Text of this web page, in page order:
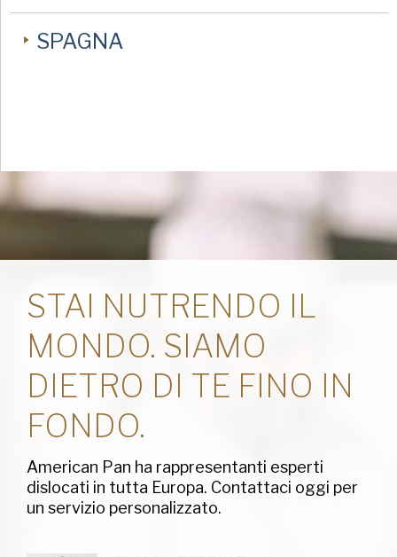
SPAGNA
STAI NUTRENDO IL
MONDO. SIAMO
DIETRO DI TE FINO IN
FONDO.
American Pan ha rappresentanti esperti
dislocati in tutta Europa. Contattaci oggi per
un servizio personalizzato.